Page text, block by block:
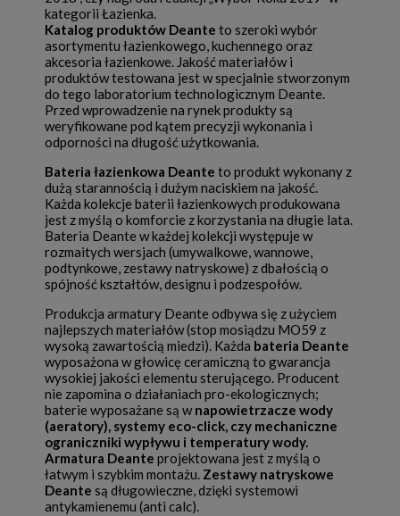
kategorii Łazienka.
Katalog produktów Deante to szeroki wybór
asortymentu łazienkowego, kuchennego oraz
akcesoria łazienkowe. Jakość materiałów i
produktów testowana jest w specjalnie stworzonym
do tego laboratorium technologicznym Deante.
Przed wprowadzenie na rynek produkty są
weryfikowane pod kątem precyzji wykonania i
odporności na długość użytkowania.
Bateria łazienkowa Deante to produkt wykonany z
dużą starannością i dużym naciskiem na jakość.
Każda kolekcje baterii łazienkowych produkowana
jest z myślą o komforcie z korzystania na długie lata.
Bateria Deante w każdej kolekcji występuje w
rozmaitych wersjach (umywalkowe, wannowe,
podtynkowe, zestawy natryskowe) z dbałością o
spójność kształtów, designu i podzespołów.
Produkcja armatury Deante odbywa się z użyciem
najlepszych materiałów (stop mosiądzu MO59 z
wysoką zawartością miedzi). Każda bateria Deante
wyposażona w głowicę ceramiczną to gwarancja
wysokiej jakości elementu sterującego. Producent
nie zapomina o działaniach pro-ekologicznych;
baterie wyposażane są wnapowietrzacze wody
(aeratory), systemy eco-click, czy mechaniczne
ograniczniki wypływu i temperatury wody.
Armatura Deante projektowana jest z myślą o
łatwym i szybkim montażu. Zestawy natryskowe
Deante są długowieczne, dzięki systemowi
antykamienemu (anti calc).